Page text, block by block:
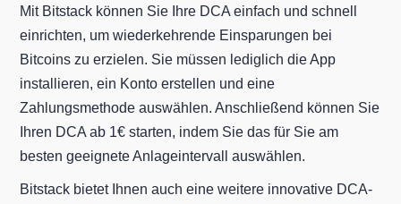
Mit Bitstack können Sie Ihre DCA einfach und schnell
einrichten, um wiederkehrende Einsparungen bei
Bitcoins zu erzielen. Sie müssen lediglich die App
installieren, ein Konto erstellen und eine
Zahlungsmethode auswählen. Anschließend können Sie
Ihren DCA ab 1€ starten, indem Sie das für Sie am
besten geeignete Anlageintervall auswählen.
Bitstack bietet Ihnen auch eine weitere innovative DCA-